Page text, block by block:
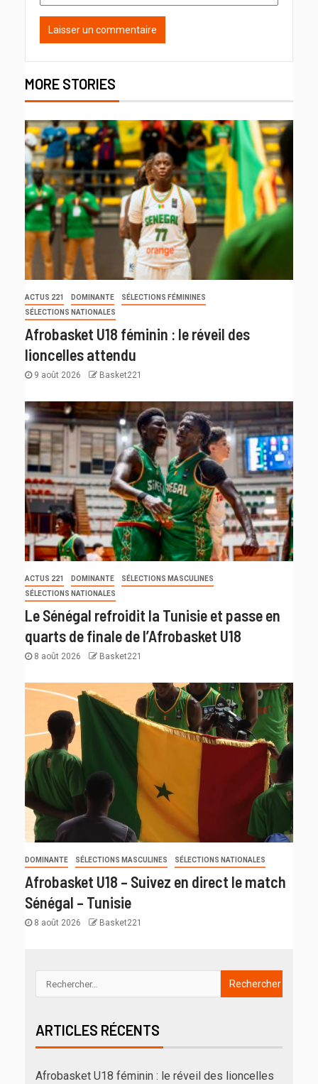
MORE STORIES
ACTUS 221 DOMINANTE
SÉLECTIONS FÉMININES
SÉLECTIONS NATIONALES
Afrobasket U18 féminin : le réveil des
lioncelles attendu
9 août 2026 Basket221
ACTUS 221 DOMINANTE
SÉLECTIONS MASCULINES
SÉLECTIONS NATIONALES
Le Sénégal refroidit la Tunisie et passe en
quarts de finale de l’Afrobasket U18
8 août 2026 Basket221
DOMINANTE SÉLECTIONS MASCULINES SÉLECTIONS NATIONALES
Afrobasket U18 – Suivez en direct le match
Sénégal – Tunisie
8 août 2026 Basket221
ARTICLES RÉCENTS
Afrobasket U18 féminin : le réveil des lioncelles